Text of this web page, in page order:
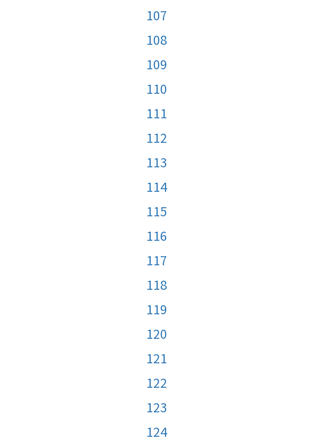
107
108
109
110
111
112
113
114
115
116
117
118
119
120
121
122
123
124